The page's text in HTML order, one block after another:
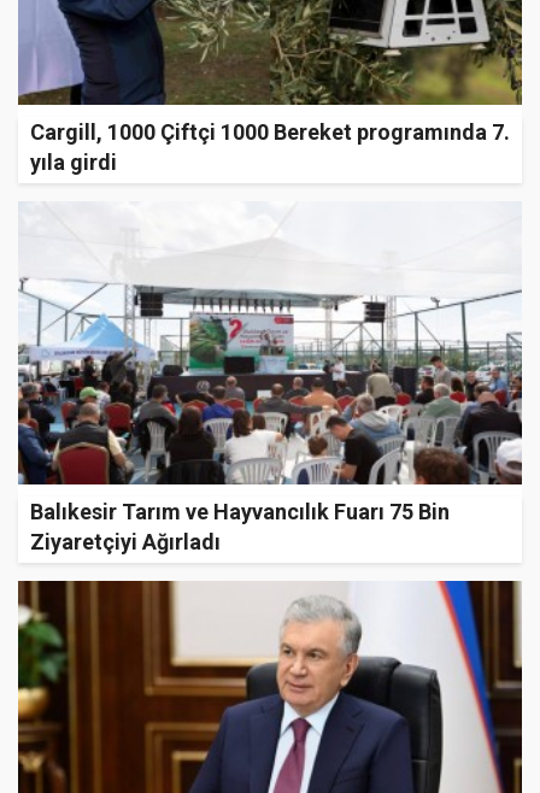
Cargill, 1000 Çiftçi 1000 Bereket programında 7.
yıla girdi
Balıkesir Tarım ve Hayvancılık Fuarı 75 Bin
Ziyaretçiyi Ağırladı